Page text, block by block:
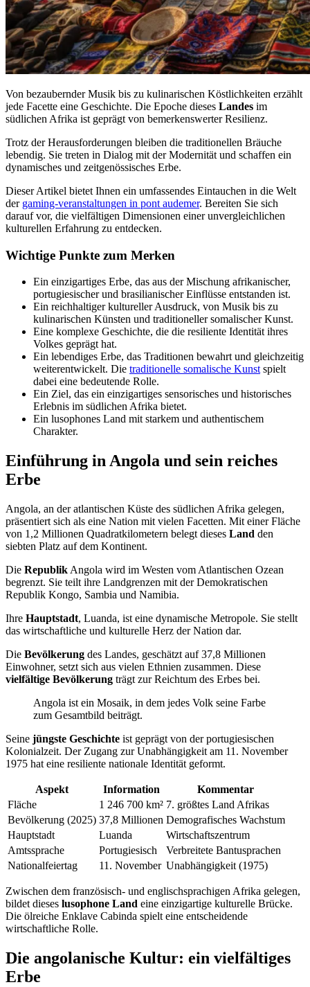
Von bezaubernder Musik bis zu kulinarischen Köstlichkeiten erzählt
jede Facette eine Geschichte. Die Epoche dieses Landes im
südlichen Afrika ist geprägt von bemerkenswerter Resilienz.
Trotz der Herausforderungen bleiben die traditionellen Bräuche
lebendig. Sie treten in Dialog mit der Modernität und schaffen ein
dynamisches und zeitgenössisches Erbe.
Dieser Artikel bietet Ihnen ein umfassendes Eintauchen in die Welt
der gaming-veranstaltungen in pont audemer. Bereiten Sie sich
darauf vor, die vielfältigen Dimensionen einer unvergleichlichen
kulturellen Erfahrung zu entdecken.
Wichtige Punkte zum Merken
Ein einzigartiges Erbe, das aus der Mischung afrikanischer,
portugiesischer und brasilianischer Einflüsse entstanden ist.
Ein reichhaltiger kultureller Ausdruck, von Musik bis zu
kulinarischen Künsten und traditioneller somalischer Kunst.
Eine komplexe Geschichte, die die resiliente Identität ihres
Volkes geprägt hat.
Ein lebendiges Erbe, das Traditionen bewahrt und gleichzeitig
weiterentwickelt. Die traditionelle somalische Kunstspielt
dabei eine bedeutende Rolle.
Ein Ziel, das ein einzigartiges sensorisches und historisches
Erlebnis im südlichen Afrika bietet.
Ein lusophones Land mit starkem und authentischem
Charakter.
Einführung in Angola und sein reiches
Erbe
Angola, an der atlantischen Küste des südlichen Afrika gelegen,
präsentiert sich als eine Nation mit vielen Facetten. Mit einer Fläche
von 1,2 Millionen Quadratkilometern belegt dieses Land den
siebten Platz auf dem Kontinent.
Die Republik Angola wird im Westen vom Atlantischen Ozean
begrenzt. Sie teilt ihre Landgrenzen mit der Demokratischen
Republik Kongo, Sambia und Namibia.
Ihre Hauptstadt, Luanda, ist eine dynamische Metropole. Sie stellt
das wirtschaftliche und kulturelle Herz der Nation dar.
Die Bevölkerung des Landes, geschätzt auf 37,8 Millionen
Einwohner, setzt sich aus vielen Ethnien zusammen. Diese
vielfältige Bevölkerung trägt zur Reichtum des Erbes bei.
Angola ist ein Mosaik, in dem jedes Volk seine Farbe
zum Gesamtbild beiträgt.
Seine jüngste Geschichte ist geprägt von der portugiesischen
Kolonialzeit. Der Zugang zur Unabhängigkeit am 11. November
1975 hat eine resiliente nationale Identität geformt.
Aspekt Information
Kommentar
Fläche
1 246 700 km² 7. größtes Land Afrikas
Bevölkerung (2025) 37,8 Millionen Demografisches Wachstum
Hauptstadt
Luanda
Wirtschaftszentrum
Amtssprache
Portugiesisch
Verbreitete Bantusprachen
Nationalfeiertag
11. November Unabhängigkeit (1975)
Zwischen dem französisch- und englischsprachigen Afrika gelegen,
bildet dieses lusophone Land eine einzigartige kulturelle Brücke.
Die ölreiche Enklave Cabinda spielt eine entscheidende
wirtschaftliche Rolle.
Die angolanische Kultur: ein vielfältiges
Erbe